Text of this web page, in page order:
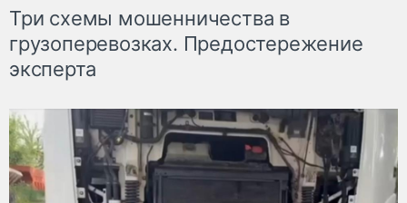
Три схемы мошенничества в
грузоперевозках. Предостережение
эксперта